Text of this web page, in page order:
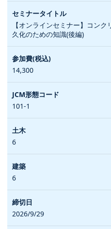
【オンラインセミナー】コン
久化のための知識(後編)
14,300
101-1
6
6
2026/9/29